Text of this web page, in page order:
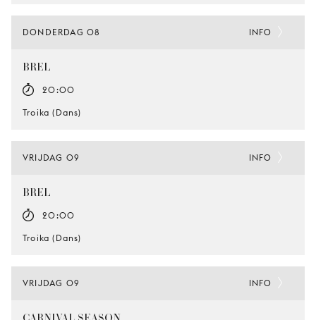
DONDERDAG 08
BREL
20:00
Troika (Dans)
INFO
VRIJDAG 09
BREL
20:00
Troika (Dans)
INFO
VRIJDAG 09 INFO